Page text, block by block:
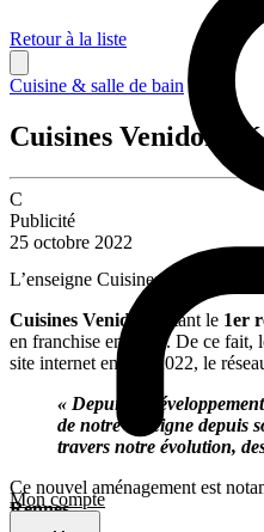
Mon compte
Retour à la liste
Cuisine & salle de bain
Cuisines Venidom
C
Publicité
25 octobre 2022
L’enseigne Cuisines Venidom
Cuisines Venidom
, étant le 1er
en franchise en 2016. De ce fait,
site internet en mai 2022, le
« Depuis le
de notre enseigne depuis
travers notre évolution,
Ce nouvel aménagement est
Rennes.